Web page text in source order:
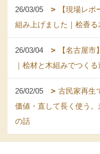
26/03/05
【現場レ
組み上げました｜桧香
26/03/04
【名古屋
｜桧材と木組みでつく
26/02/05
古民家再生
価値・直して長く使う
の話